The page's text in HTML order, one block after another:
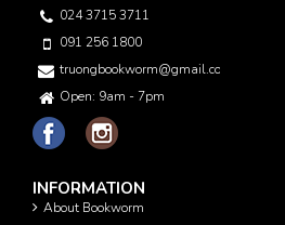
024 3715 3711
091 256 1800
truongbookworm@gmail.com
Open: 9am - 7pm
INFORMATION
About Bookworm